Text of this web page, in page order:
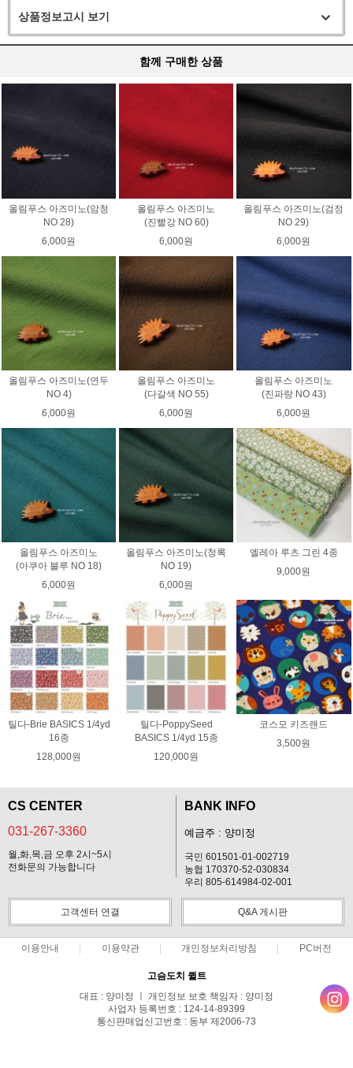
상품정보고시 보기
함께 구매한 상품
올림푸스 아즈미노(암청
NO 28)
6,000원
올림푸스 아즈미노
(진빨강 NO 60)
6,000원
올림푸스 아즈미노(검정
NO 29)
6,000원
올림푸스 아즈미노(연두
NO 4)
6,000원
올림푸스 아즈미노
(다갈색 NO 55)
6,000원
올림푸스 아즈미노
(진파랑 NO 43)
6,000원
올림푸스 아즈미노
(아쿠아 블루 NO 18)
6,000원
올림푸스 아즈미노(청록
NO 19)
6,000원
엘레아 루츠 그린 4종
9,000원
틸다-Brie BASICS 1/4yd
16종
128,000원
틸다-PoppySeed
BASICS 1/4yd 15종
120,000원
코스모 키즈랜드
3,500원
CS CENTER
031-267-3360
월,화,목,금 오후 2시~5시
전화문의 가능합니다
BANK INFO
예금주 : 양미정
국민 601501-01-002719
농협 170370-52-030834
우리 805-614984-02-001
고객센터 연결 Q&A 게시판
이용안내 이용약관 개인정보처리방침 PC버전
고슴도치 퀼트
대표 : 양미정 ㅣ 개인정보 보호 책임자 : 양미정
사업자 등록번호 : 124-14-89399
통신판매업신고번호 : 동부 제2006-73